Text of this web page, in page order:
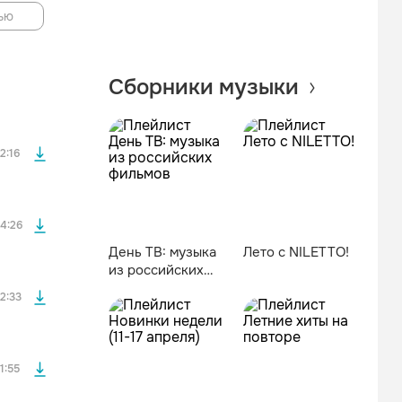
Сборники музыки
День ТВ: музыка
из российских
Лето с NILETTO!